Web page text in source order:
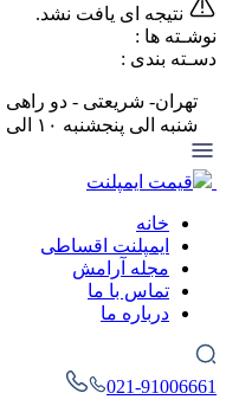
نتیجه ای یافت نشد.
نوشـته ها :
دسـته بندی :
تهران- شریعتی - دو راهی
شنبه الی پنجشنبه ۱۰ الی ۱۹
قیمت ایمپلنت
خانه
ایمپلنت اقساطی
مجله آرامش
تماس با ما
درباره ما
021-91006661